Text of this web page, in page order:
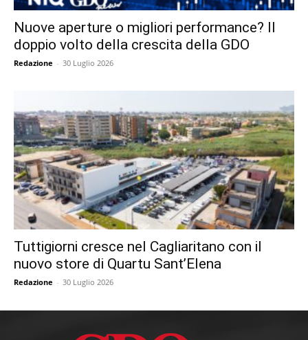
Nuove aperture o migliori performance? Il
doppio volto della crescita della GDO
Redazione - 30 Luglio 2026
Tuttigiorni cresce nel Cagliaritano con il
nuovo store di Quartu Sant’Elena
Redazione - 30 Luglio 2026